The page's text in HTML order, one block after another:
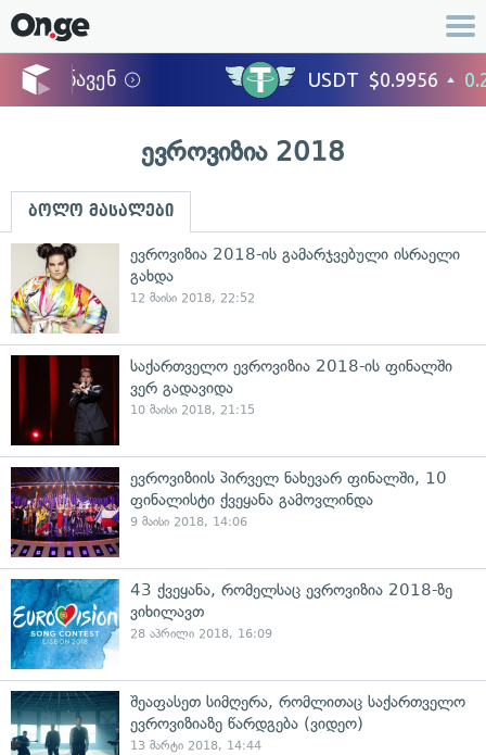
ევროვიზია 2018
ბოლო მასალები
ევროვიზია 2018-ის გამარჯვებული ისრაელი
გახდა
12 მაისი 2018, 22:52
საქართველო ევროვიზია 2018-ის ფინალში
ვერ გადავიდა
10 მაისი 2018, 21:15
ევროვიზიის პირველ ნახევარ ფინალში, 10
ფინალისტი ქვეყანა გამოვლინდა
9 მაისი 2018, 14:06
43 ქვეყანა, რომელსაც ევროვიზია 2018-ზე
ვიხილავთ
28 აპრილი 2018, 16:09
შეაფასეთ სიმღერა, რომლითაც საქართველო
ევროვიზიაზე წარდგება (ვიდეო)
13 მარტი 2018, 14:44